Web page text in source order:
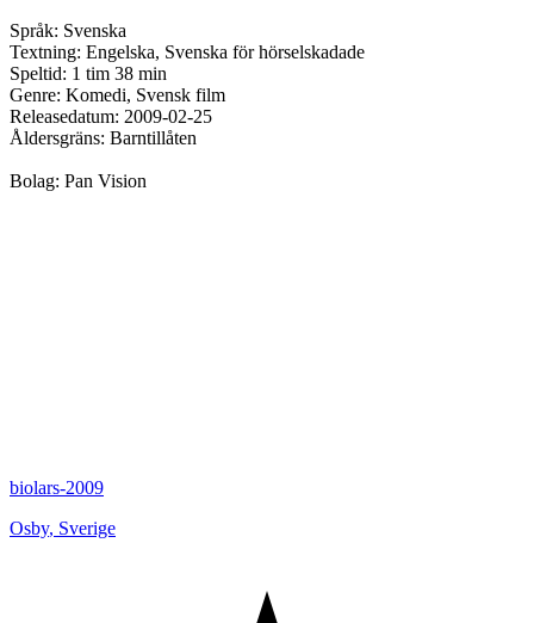
Språk: Svenska
Textning: Engelska, Svenska för hörselskadade
Speltid: 1 tim 38 min
Genre: Komedi, Svensk film
Releasedatum: 2009-02-25
Åldersgräns: Barntillåten
Bolag: Pan Vision
biolars-2009
Osby, Sverige